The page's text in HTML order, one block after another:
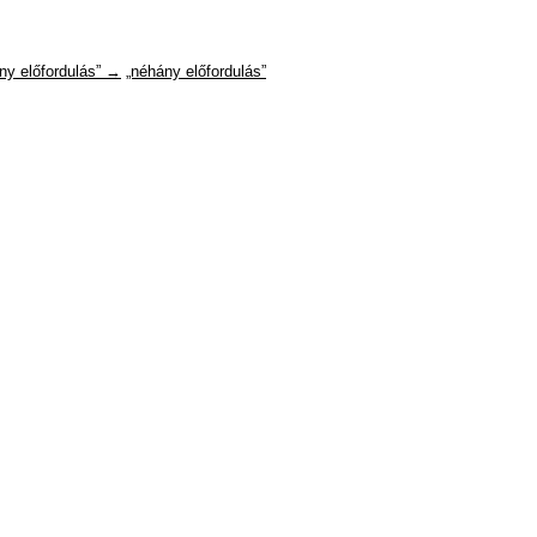
előfordulás” → „néhány előfordulás”